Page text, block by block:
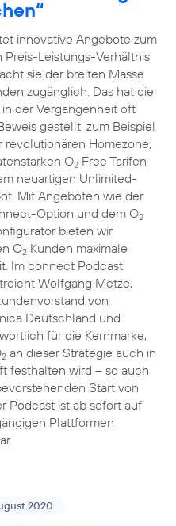
innovative Angebote zum
Preis-Leistungs-Verhältnis
sie der breiten Masse
zugänglich. Das hat die
der Vergangenheit oft
gestellt, zum Beispiel
revolutionären Homezone,
O2Free Tarifen
neuartigen Unlimited-
Mit Angeboten wie der
Option und dem O2
bieten wir
O2Kunden maximale
Im connect Podcast
Wolfgang Metze,
von
Deutschland und
für die Kernmarke,
2an dieser Strategie auch in
festhalten wird – so auch
Start von
Podcast ist ab sofort auf
Plattformen
2020